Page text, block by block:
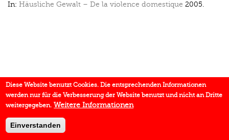
In: Häusliche Gewalt – De la violence domestique 2005.
Diese Website benutzt Cookies. Die entsprechenden Informationen
werden nur für die Verbesserung der Website benutzt und nicht an Dritte
weitergegeben. Weitere Informationen
Einverstanden